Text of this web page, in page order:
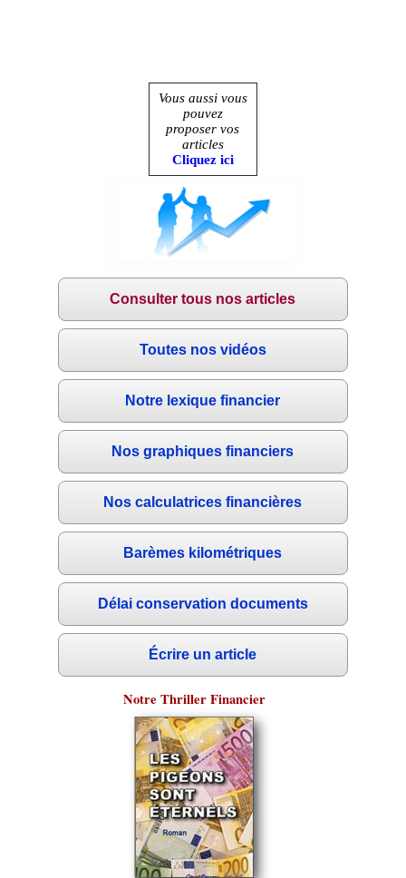
Vous aussi vous
pouvez
proposer vos
articles
Cliquez ici
Consulter tous nos articles
Toutes nos vidéos
Notre lexique financier
Nos graphiques financiers
Nos calculatrices financières
Barèmes kilométriques
Délai conservation documents
Écrire un article
Notre Thriller Financier